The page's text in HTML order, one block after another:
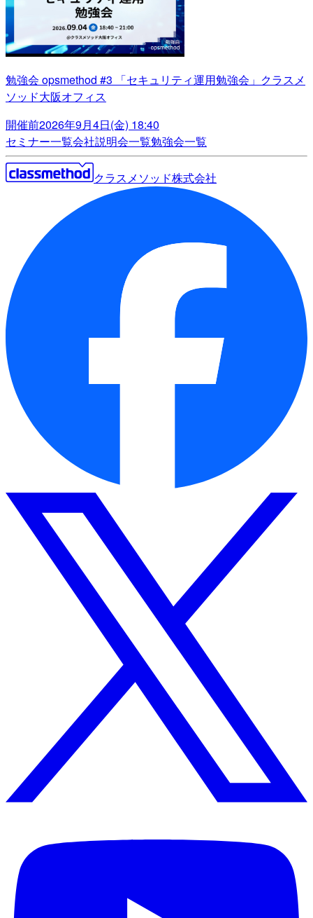
勉強会 opsmethod #3 「セキュリティ運用勉強会」クラスメ
ソッド大阪オフィス
開催前2026年9月4日(金) 18:40
セミナー一覧会社説明会一覧勉強会一覧
クラスメソッド株式会社